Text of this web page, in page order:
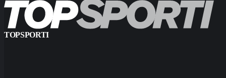
TOPSPORTI